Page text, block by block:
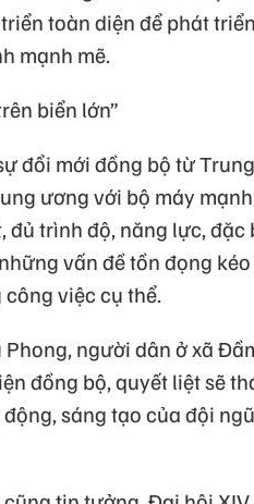
toàn diện để phát
mạnh mẽ.
biển lớn”
đổi mới đồng bộ từ
ương với bộ máy
trình độ, năng lực, đặc
vấn đề tồn đọng
việc cụ thể.
người dân ở xã
đồng bộ, quyết liệt sẽ
sáng tạo của đội